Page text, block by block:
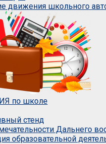
движения школьного
по школе
стенд
Дальнего
образовательной